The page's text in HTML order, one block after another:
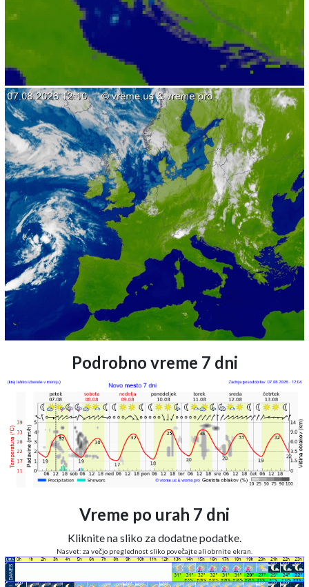
Podrobno vreme 7 dni
Vreme po urah 7 dni
Kliknite na sliko za dodatne podatke.
Nasvet: za večjo preglednost sliko povečajte ali obrnite ekran.